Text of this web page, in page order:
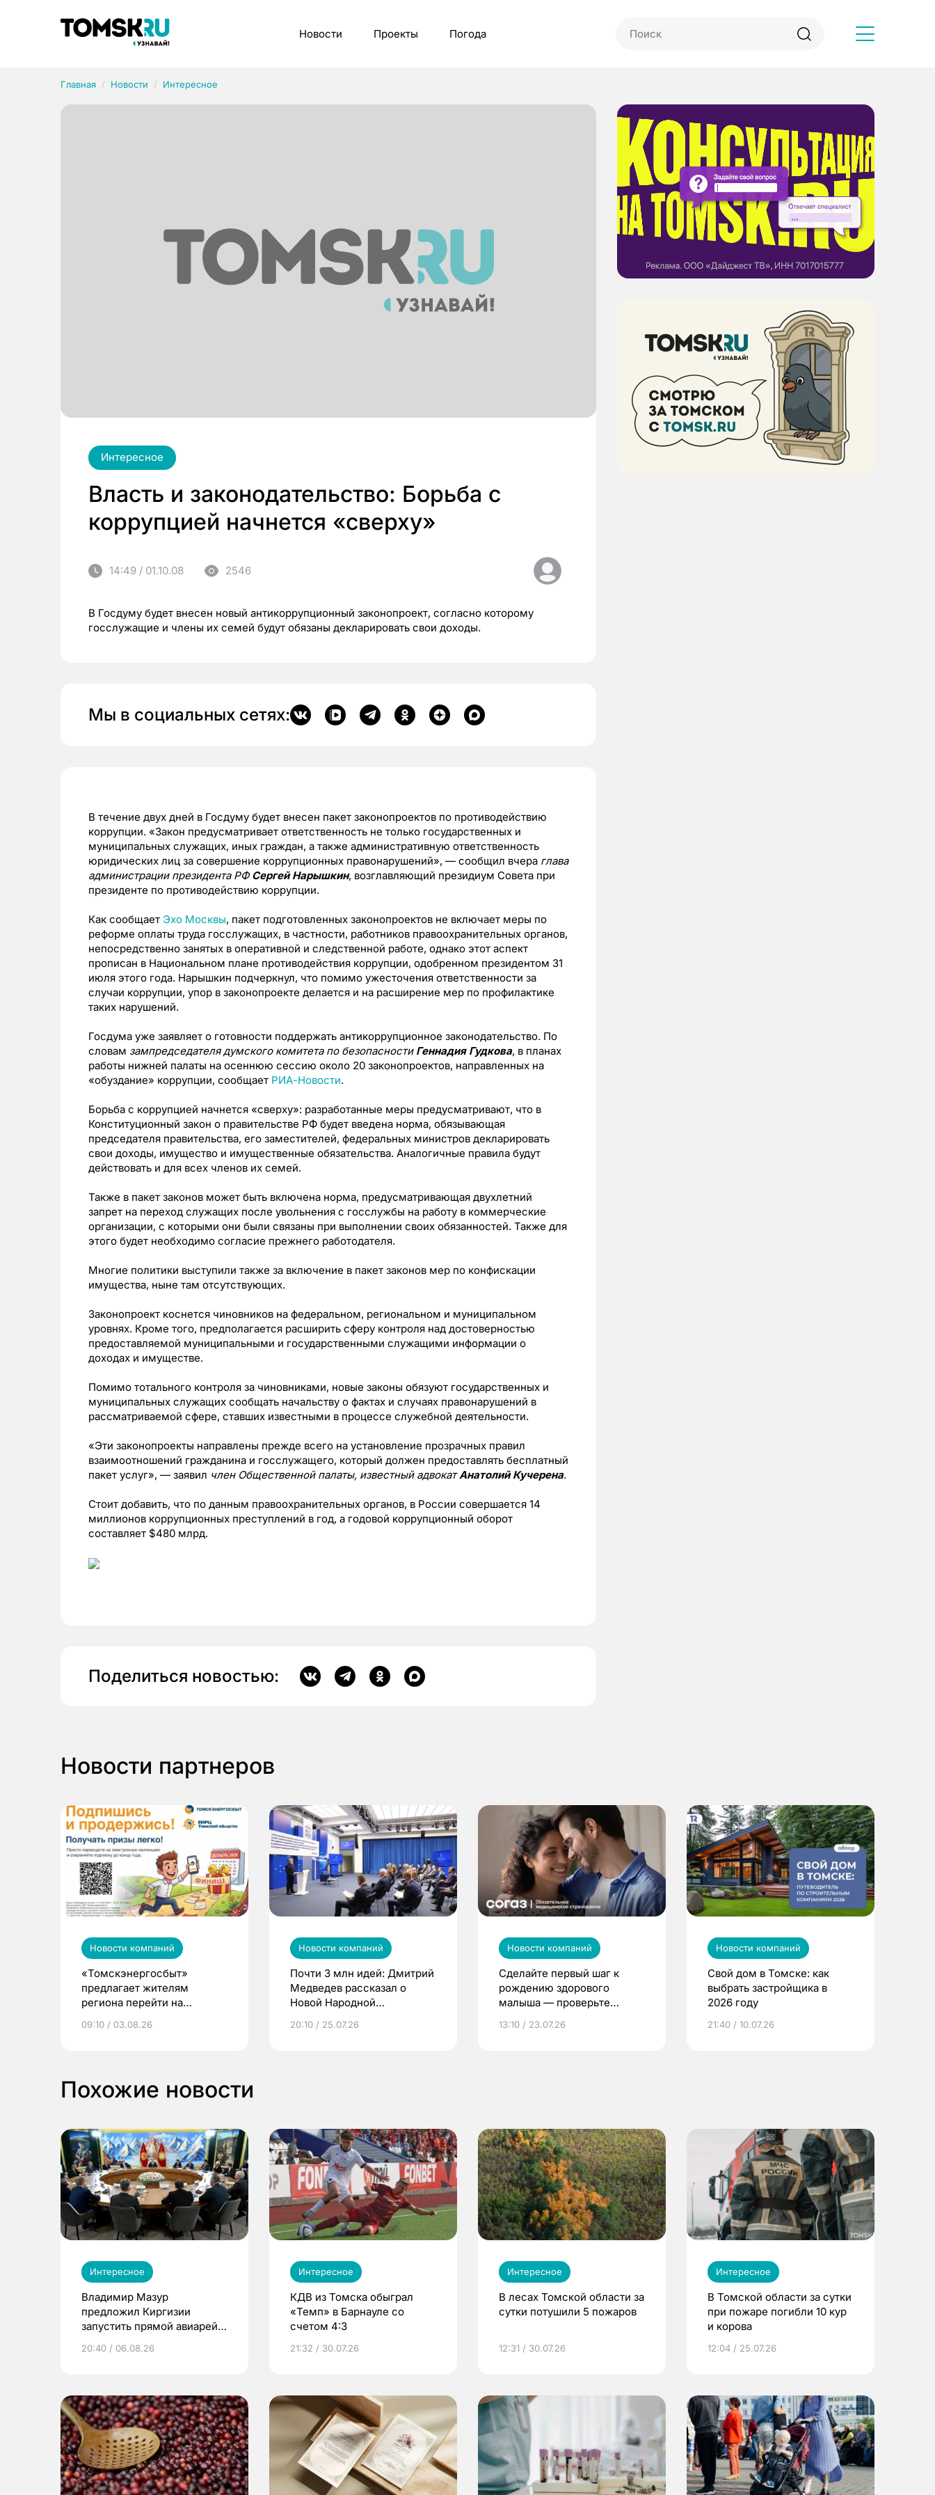
Новости Проекты Погода
Главная Новости Интересное
Интересное
Власть и законодательство: Борьба с
коррупцией начнется «сверху»
14:49 / 01.10.08 2546
В Госдуму будет внесен новый антикоррупционный законопроект, согласно которому
госслужащие и члены их семей будут обязаны декларировать свои доходы.
Мы в социальных сетях:
В течение двух дней в Госдуму будет внесен пакет законопроектов по противодействию
коррупции. «Закон предусматривает ответственность не только государственных и
муниципальных служащих, иных граждан, а также административную ответственность
юридических лиц за совершение коррупционных правонарушений», — сообщил вчера глава
администрации президента РФ Сергей Нарышкин, возглавляющий президиум Совета при
президенте по противодействию коррупции.
Как сообщает Эхо Москвы, пакет подготовленных законопроектов не включает меры по
реформе оплаты труда госслужащих, в частности, работников правоохранительных органов,
непосредственно занятых в оперативной и следственной работе, однако этот аспект
прописан в Национальном плане противодействия коррупции, одобренном президентом 31
июля этого года. Нарышкин подчеркнул, что помимо ужесточения ответственности за
случаи коррупции, упор в законопроекте делается и на расширение мер по профилактике
таких нарушений.
Госдума уже заявляет о готовности поддержать антикоррупционное законодательство. По
словам зампредседателя думского комитета по безопасности Геннадия Гудкова, в планах
работы нижней палаты на осеннюю сессию около 20 законопроектов, направленных на
«обуздание» коррупции, сообщает РИА-Новости.
Борьба с коррупцией начнется «сверху»: разработанные меры предусматривают, что в
Конституционный закон о правительстве РФ будет введена норма, обязывающая
председателя правительства, его заместителей, федеральных министров декларировать
свои доходы, имущество и имущественные обязательства. Аналогичные правила будут
действовать и для всех членов их семей.
Также в пакет законов может быть включена норма, предусматривающая двухлетний
запрет на переход служащих после увольнения с госслужбы на работу в коммерческие
организации, с которыми они были связаны при выполнении своих обязанностей. Также для
этого будет необходимо согласие прежнего работодателя.
Многие политики выступили также за включение в пакет законов мер по конфискации
имущества, ныне там отсутствующих.
Законопроект коснется чиновников на федеральном, региональном и муниципальном
уровнях. Кроме того, предполагается расширить сферу контроля над достоверностью
предоставляемой муниципальными и государственными служащими информации о
доходах и имуществе.
Помимо тотального контроля за чиновниками, новые законы обязуют государственных и
муниципальных служащих сообщать начальству о фактах и случаях правонарушений в
рассматриваемой сфере, ставших известными в процессе служебной деятельности.
«Эти законопроекты направлены прежде всего на установление прозрачных правил
взаимоотношений гражданина и госслужащего, который должен предоставлять бесплатный
пакет услуг», — заявил член Общественной палаты, известный адвокатАнатолий Кучерена.
Стоит добавить, что по данным правоохранительных органов, в России совершается 14
миллионов коррупционных преступлений в год, а годовой коррупционный оборот
составляет $480 млрд.
Поделиться новостью:
Новости партнеров
Новости компаний
«Томскэнергосбыт»
предлагает жителям
региона перейти на
выиграть призы
09:10 / 03.08.26
Новости компаний
Почти 3 млн идей: Дмитрий
Медведев рассказал о
Новой Народной
20:10 / 25.07.26
Новости компаний
Сделайте первый шаг к
рождению здорового
малыша — проверьте
по ОМС!
13:10 / 23.07.26
Новости компаний
Свой дом в Томске: как
выбрать застройщика в
2026 году
21:40 / 10.07.26
Похожие новости
Интересное
Владимир Мазур
предложил Киргизии
запустить прямой авиарейс
20:40 / 06.08.26
Интересное
КДВ из Томска обыграл
«Темп» в Барнауле со
счетом 4:3
21:32 / 30.07.26
Интересное
В лесах Томской области за
сутки потушили 5 пожаров
12:31 / 30.07.26
Интересное
В Томской области за сутки
при пожаре погибли 10 кур
и корова
12:04 / 25.07.26
Рубрики